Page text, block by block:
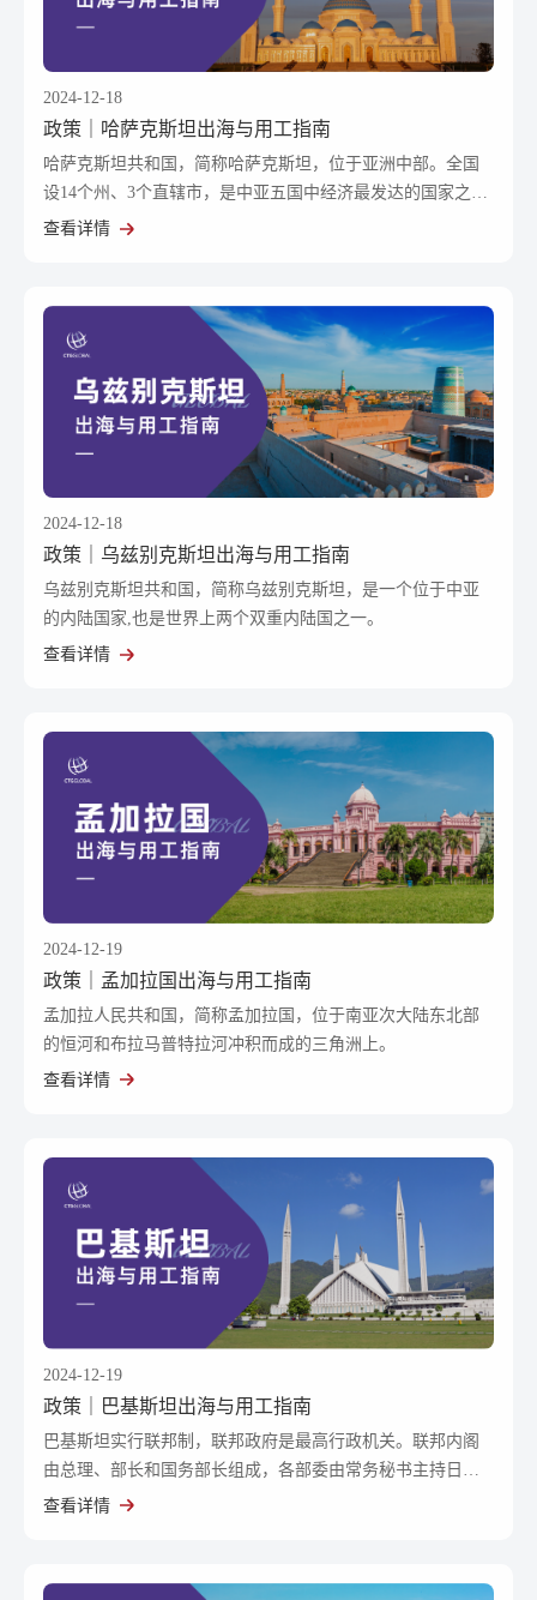
2024-12-18
政策｜哈萨克斯坦出海与用工指南
哈萨克斯坦共和国，简称哈萨克斯坦，位于亚洲中部。全国
设14个州、3个直辖市，是中亚五国中经济最发达的国家之
一。
查看详情
2024-12-18
政策｜乌兹别克斯坦出海与用工指南
乌兹别克斯坦共和国，简称乌兹别克斯坦，是一个位于中亚
的内陆国家,也是世界上两个双重内陆国之一。
查看详情
2024-12-19
政策｜孟加拉国出海与用工指南
孟加拉人民共和国，简称孟加拉国，位于南亚次大陆东北部
的恒河和布拉马普特拉河冲积而成的三角洲上。
查看详情
2024-12-19
政策｜巴基斯坦出海与用工指南
巴基斯坦实行联邦制，联邦政府是最高行政机关。联邦内阁
由总理、部长和国务部长组成，各部委由常务秘书主持日常
工作。
查看详情